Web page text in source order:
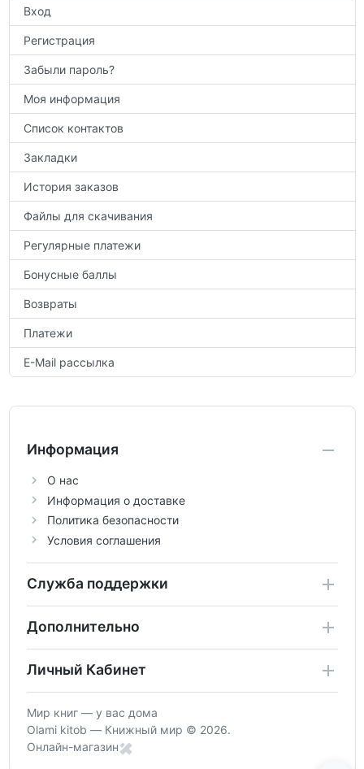
Вход
Регистрация
Забыли пароль?
Моя информация
Список контактов
Закладки
История заказов
Файлы для скачивания
Регулярные платежи
Бонусные баллы
Возвраты
Платежи
E-Mail рассылка
Информация
О нас
Информация о доставке
Политика безопасности
Условия соглашения
Служба поддержки
Дополнительно
Личный Кабинет
Мир книг — у вас дома
Olami kitob — Книжный мир © 2026.
Онлайн-магазин